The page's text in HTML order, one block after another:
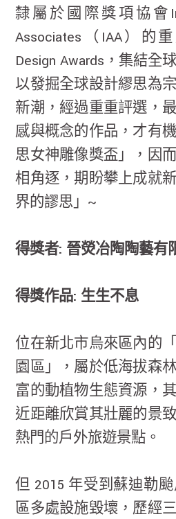
隸屬於國際獎項協會
Associates（IAA）的
Design Awards，集結全
以發掘全球設計繆思為
新潮，經過重重評選，
感與概念的作品，才有
思女神雕像獎盃」，因
相角逐，期盼攀上成就
界的謬思」~
得獎者: 晉熒冶陶陶藝有
得獎作品: 生生不息
位在新北市烏來區內的
園區」，屬於低海拔森
富的動植物生態資源，
近距離欣賞其壯麗的景
熱門的戶外旅遊景點。
但 2015 年受到蘇迪勒
區多處設施毀壞，歷經